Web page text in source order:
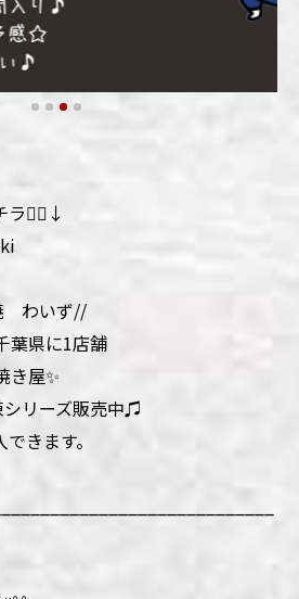
💁‍♀️↓
わいず//
葉県に1店舗
き屋✨
リーズ販売中♫
きます。